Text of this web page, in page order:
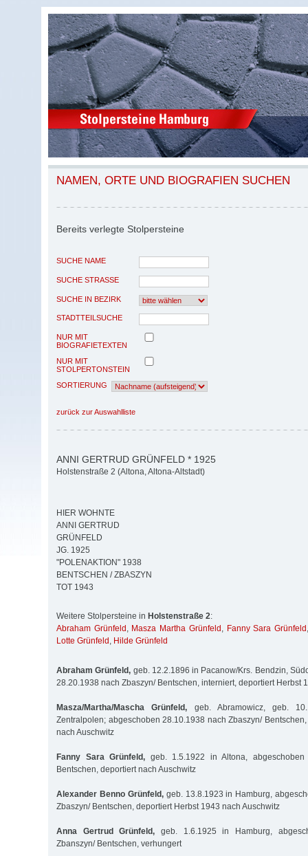
NAMEN, ORTE UND BIOGRAFIEN SUCHEN
Bereits verlegte Stolpersteine
SUCHE NAME
SUCHE STRASSE
SUCHE IN BEZIRK
STADTTEILSUCHE
NUR MIT
BIOGRAFIETEXTEN
NUR MIT
STOLPERTONSTEIN
SORTIERUNG
zurück zur Auswahlliste
ANNI GERTRUD GRÜNFELD * 1925
Holstenstraße 2 (Altona, Altona-Altstadt)
HIER WOHNTE
ANNI GERTRUD
GRÜNFELD
JG. 1925
"POLENAKTION" 1938
BENTSCHEN / ZBASZYN
TOT 1943
Weitere Stolpersteine in Holstenstraße 2:
Abraham Grünfeld , Masza Martha Grünfeld , Fanny Sara Grünfeld
Lotte Grünfeld , Hilde Grünfeld
Abraham Grünfeld, geb. 12.2.1896 in Pacanow/Krs. Bendzin,
28.20.1938 nach Zbaszyn/ Bentschen, interniert, deportiert Herbst
Masza/Martha/Mascha Grünfeld, geb. Abramowicz, geb.
Zentralpolen; abgeschoben 28.10.1938 nach Zbaszyn/
nach Auschwitz
Fanny Sara Grünfeld, geb. 1.5.1922 in Altona, abgeschoben
Bentschen, deportiert nach Auschwitz
Alexander Benno Grünfeld,geb. 13.8.1923 in Hamburg,
Zbaszyn/ Bentschen, deportiert Herbst 1943 nach Auschwitz
Anna Gertrud Grünfeld, geb. 1.6.1925 in Hamburg,
Zbanszyn/ Bentschen, verhungert